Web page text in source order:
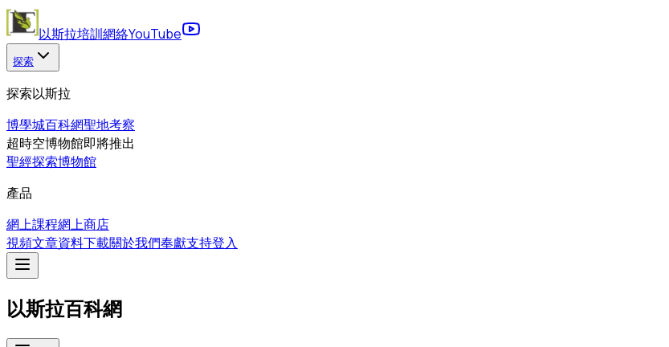
以斯拉培訓網絡YouTube
探索
探索以斯拉
博學城百科網聖地考察
超時空博物館即將推出
聖經探索博物館
產品
網上課程網上商店
視頻文章資料下載關於我們奉獻支持登入
以斯拉百科網